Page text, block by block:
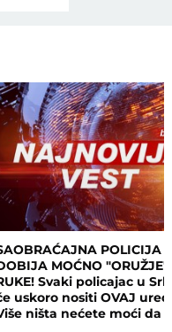
POLICIJA
MOĆNO "ORUŽJE"
Svaki policajac u
uskoro nositi OVAJ
ništa nećete moći da